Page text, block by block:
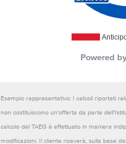
Powered
Esempio rappresentativo: I calcoli riportati
non costituiscono un'offerta da parte
calcolo del TAEG è effettuato in maniera
modificazioni. Il cliente riceverà, sulla base